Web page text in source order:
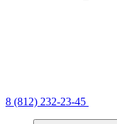
8 (812) 232-23-45